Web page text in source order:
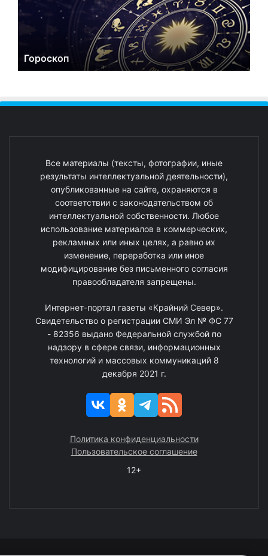
Гороскоп
Все материалы (тексты, фотографии, иные
результаты интеллектуальной деятельности),
опубликованные на сайте, охраняются в
соответствии с законодательством об
интеллектуальной собственности. Любое
использование материалов в коммерческих,
рекламных или иных целях, а равно их
изменение, переработка или иное
модифицирование без письменного согласия
правообладателя запрещены.
Интернет-портал газеты «Крайний Север».
Свидетельство о регистрации СМИ Эл № ФС 77
- 82356 выдано Федеральной службой по
надзору в сфере связи, информационных
технологий и массовых коммуникаций 8
декабря 2021 г.
Политика конфиденциальности
Пользовательское соглашение
12+